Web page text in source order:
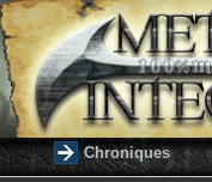
Chroniques